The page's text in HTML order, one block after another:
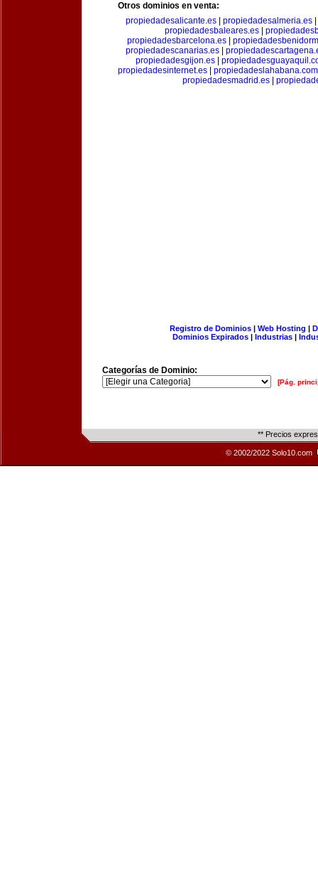
Otros dominios en venta:
propiedadesalicante.es| propiedadesalmeria.es|
propiedadesbaleares.es
propiedadesbarcelona.es
propiedadescanarias.es|
propiedadesgijon.es
propiedadesinternet.es
propiedadeslahabana.com
propiedadesmadrid.es
Registro de Dominios| Web Hosting |
Dominios Expirados | Industrias |
Categorías de Dominio:
[Pág.
** Precios
© 2002/2022 Solo10.com